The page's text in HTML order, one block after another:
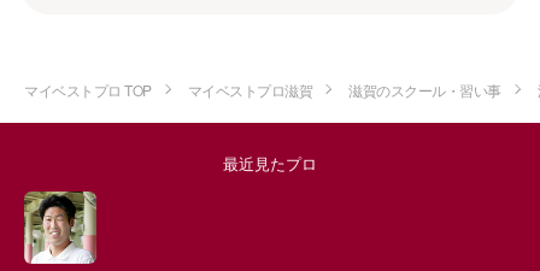
マイベストプロ TOP マイベストプロ滋賀 滋賀のスクール・習い事
最近見たプロ